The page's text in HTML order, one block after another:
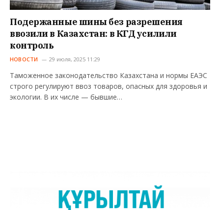
Подержанные шины без разрешения
ввозили в Казахстан: в КГД усилили
контроль
НОВОСТИ 29 июля, 2025 11:29
Таможенное законодательство Казахстана и нормы ЕАЭС
строго регулируют ввоз товаров, опасных для здоровья и
экологии. В их числе — бывшие…